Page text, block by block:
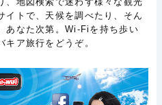
イトで、天候を調べたり、そん
あなた次第。Wi-Fiを持ち歩い
ア旅行をどうぞ。